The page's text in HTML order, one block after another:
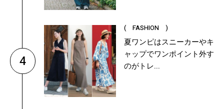
4
( FASHION )
夏ワンピはスニーカーやキ
ャップでワンポイント外す
のがトレ...